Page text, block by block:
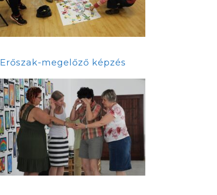
Erőszak-megelőző képzés